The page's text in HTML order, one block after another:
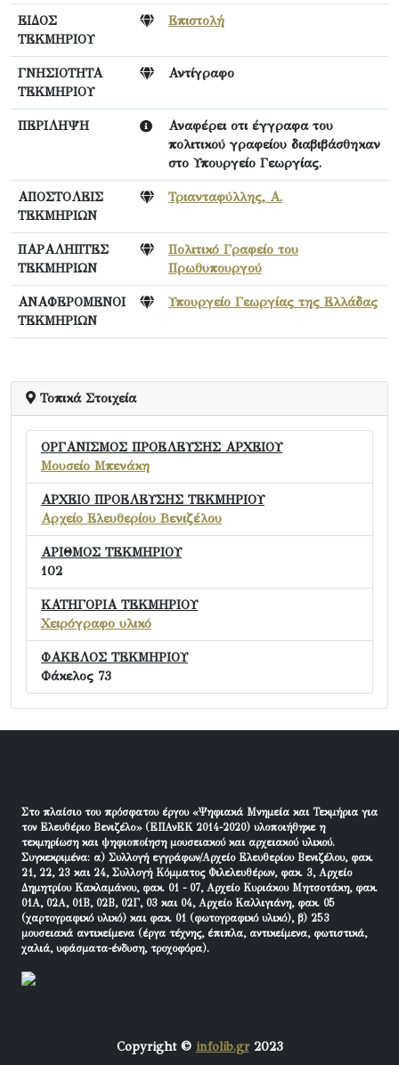
ΕΙΔΟΣ
ΤΕΚΜΗΡΙΟΥ
Επιστολή
ΓΝΗΣΙΟΤΗΤΑ
ΤΕΚΜΗΡΙΟΥ
Αντίγραφο
ΠΕΡΙΛΗΨΗ
Αναφέρει οτι έγγραφα του
πολιτικού γραφείου διαβιβάσθηκαν
στο Υπουργείο Γεωργίας.
ΑΠΟΣΤΟΛΕΙΣ
ΤΕΚΜΗΡΙΩΝ
Τριανταφύλλης, Α.
ΠΑΡΑΛΗΠΤΕΣ
ΤΕΚΜΗΡΙΩΝ
Πολιτικό Γραφείο του
Πρωθυπουργού
ΑΝΑΦΕΡΟΜΕΝΟΙ
ΤΕΚΜΗΡΙΩΝ
Υπουργείο Γεωργίας της Ελλάδας
Τοπικά Στοιχεία
ΟΡΓΑΝΙΣΜΟΣ ΠΡΟΕΛΕΥΣΗΣ ΑΡΧΕΙΟΥ
Μουσείο Μπενάκη
ΑΡΧΕΙΟ ΠΡΟΕΛΕΥΣΗΣ ΤΕΚΜΗΡΙΟΥ
Αρχείο Ελευθερίου Βενιζέλου
ΑΡΙΘΜΟΣ ΤΕΚΜΗΡΙΟΥ
102
ΚΑΤΗΓΟΡΙΑ ΤΕΚΜΗΡΙΟΥ
Χειρόγραφο υλικό
ΦΑΚΕΛΟΣ ΤΕΚΜΗΡΙΟΥ
Φάκελος 73
Στο πλαίσιο του πρόσφατου έργου «Ψηφιακά Μνημεία και Τεκμήρια για
τον Ελευθέριο Βενιζέλο» (ΕΠΑνΕΚ 2014-2020) υλοποιήθηκε η
τεκμηρίωση και ψηφιοποίηση μουσειακού και αρχειακού υλικού.
Συγκεκριμένα: α) Συλλογή εγγράφων/Αρχείο Ελευθερίου Βενιζέλου, φακ.
21, 22, 23 και 24, Συλλογή Κόμματος Φιλελευθέρων, φακ. 3, Αρχείο
Δημητρίου Κακλαμάνου, φακ. 01 - 07, Αρχείο Κυριάκου Μητσοτάκη, φακ.
01Α, 02Α, 01Β, 02Β, 02Γ, 03 και 04, Αρχείο Καλλιγιάνη, φακ. 05
(χαρτογραφικό υλικό) και φακ. 01 (φωτογραφικό υλικό), β) 253
μουσειακά αντικείμενα (έργα τέχνης, έπιπλα, αντικείμενα, φωτιστικά,
χαλιά, υφάσματα-ένδυση, τροχοφόρα).
Copyright © infolib.gr2023